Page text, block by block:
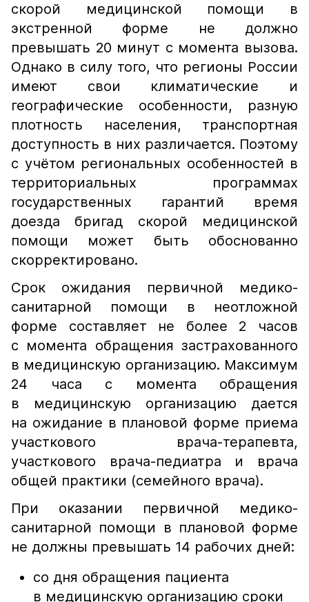
скорой медицинской помощи в
экстренной форме не должно
превышать 20 минут с момента вызова.
Однако в силу того, что регионы России
имеют свои климатические и
географические особенности, разную
плотность населения, транспортная
доступность в них различается. Поэтому
с учётом региональных особенностей в
территориальных программах
государственных гарантий время
доезда бригад скорой медицинской
помощи может быть обоснованно
скорректировано.
Срок ожидания первичной медико-
санитарной помощи в неотложной
форме составляет не более 2 часов
с момента обращения застрахованного
в медицинскую организацию. Максимум
24 часа с момента обращения
в медицинскую организацию дается
на ожидание в плановой форме приема
участкового врача-терапевта,
участкового врача-педиатра и врача
общей практики (семейного врача).
При оказании первичной медико-
санитарной помощи в плановой форме
не должны превышать 14 рабочих дней:
со дня обращения пациента
в медицинскую организацию сроки